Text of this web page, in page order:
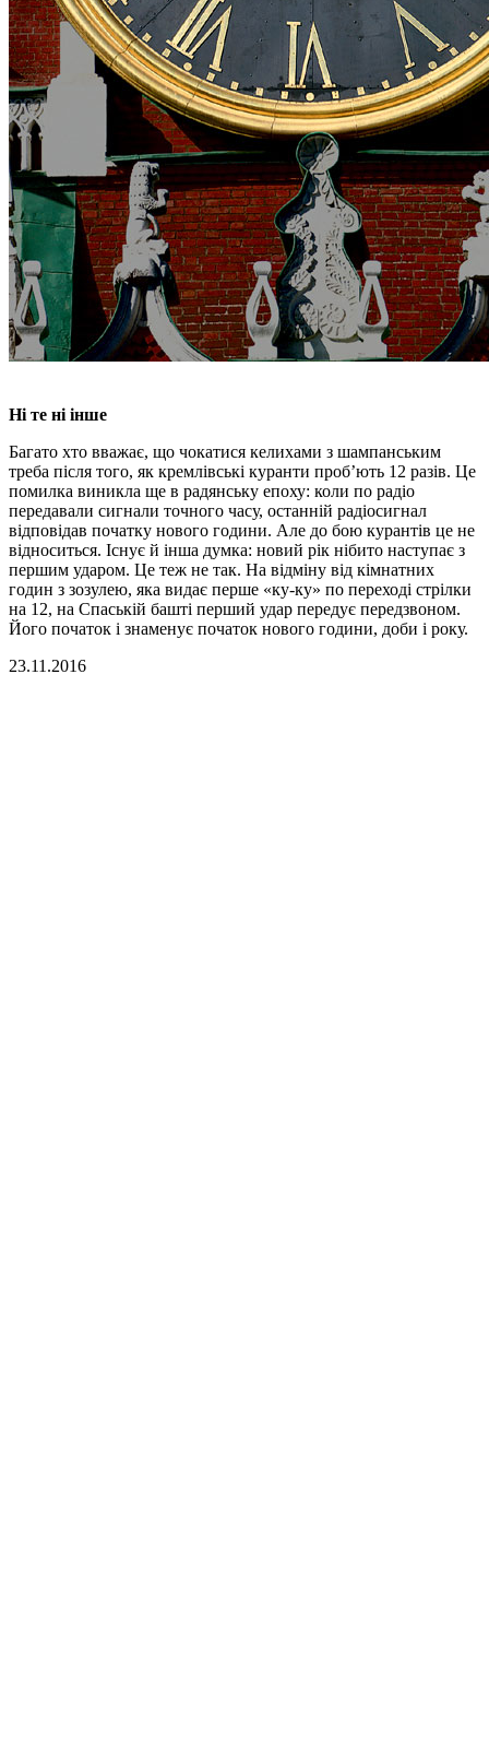
Ні те ні інше
Багато хто вважає, що чокатися келихами з шампанським
треба після того, як кремлівські куранти проб’ють 12 разів. Це
помилка виникла ще в радянську епоху: коли по радіо
передавали сигнали точного часу, останній радіосигнал
відповідав початку нового години. Але до бою курантів це не
відноситься. Існує й інша думка: новий рік нібито наступає з
першим ударом. Це теж не так. На відміну від кімнатних
годин з зозулею, яка видає перше «ку-ку» по переході стрілки
на 12, на Спаській башті перший удар передує передзвоном.
Його початок і знаменує початок нового години, доби і року.
23.11.2016